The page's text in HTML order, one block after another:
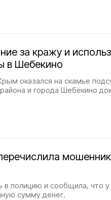
за кражу и
в Шебекино
оказался на скамье
и города Шебекино
полицию и сообщила, что у
сумму денег.